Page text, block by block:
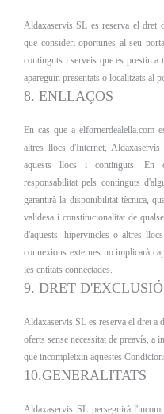
Aldaxaservis SL es reserva el dret
que consideri oportunes al seu
continguts i serveis que es prestin a
apareguin presentats o localitzats al
8. ENLLAÇOS
En cas que a elfornerdealella.com
altres llocs d'Internet,
aquests llocs i continguts. En
responsabilitat pels continguts
garantirà la disponibilitat tècnica,
validesa i constitucionalitat de
d'aquests. hipervincles o altres
connexions externes no implicarà
les entitats connectades.
9. DRET D'EXCLUSIÓ
Aldaxaservis SL es reserva el dret a
oferts sense necessitat de preavís, a
que incompleixin aquestes
10.GENERALITATS
Aldaxaservis SL perseguirà